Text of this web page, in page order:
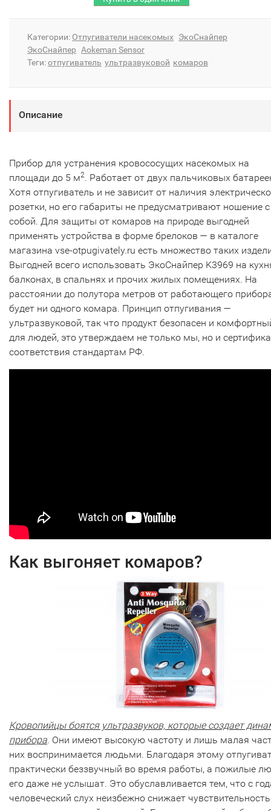
Категории: Отпугиватели насекомых ЭкоСнайпер
ЭкоСнайпер Aokeman Sensor
Теги:отпугиватель ультразвуковой комаров
Описание
Прибор для устранения кровососущих насекомых на
площади до 5 м2. Работает от двух пальчиковых
Хотя отпугиватель и не зависит от наличия
розетки, но его габариты не предусматривают ношение с
собой. Для защиты от комаров на природе выгодней
применять устройства в форме брелоков — в каталоге
магазина vse-otpugivately.ru есть множество таких
Выгодней всего использовать ЭкоСнайпер K3969 на
балконах, в спальнях и прочих жилых помещениях. На
расстоянии до полутора метров от работающего
будет ни одного комара. Принцип отпугивания —
ультразвуковой, так что продукт безопасен и
для людей, это утверждаем не только мы, но и
соответствия стандартам РФ.
Как выгоняет комаров?
Кровопийцы боятся ультразвуков, которые создает
прибора. Они имеют высокую частоту и лишь малая
них воспринимается людьми. Благодаря этому
практически беззвучный во время работы, а пожилые
его даже не услышат. Это обуславливается тем, что с
человеческий слух неизбежно снижает